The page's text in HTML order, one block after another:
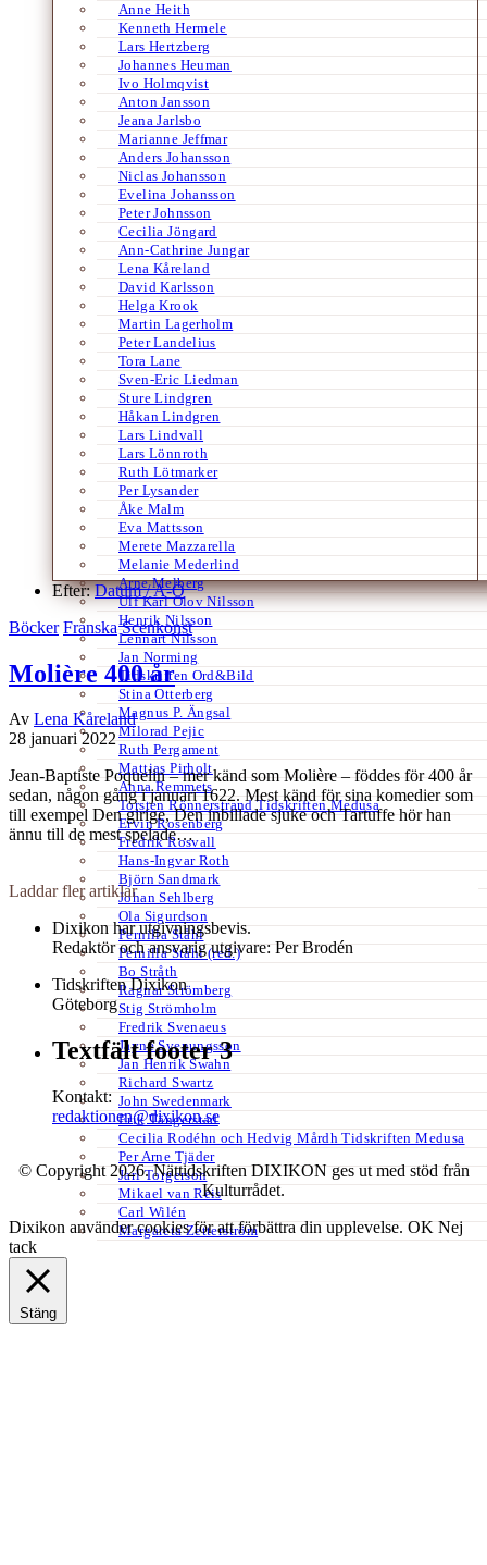
Anne Heith
Kenneth Hermele
Lars Hertzberg
Johannes Heuman
Ivo Holmqvist
Anton Jansson
Jeana Jarlsbo
Marianne Jeffmar
Anders Johansson
Niclas Johansson
Evelina Johansson
Peter Johnsson
Cecilia Jöngard
Ann-Cathrine Jungar
Lena Kåreland
David Karlsson
Helga Krook
Martin Lagerholm
Peter Landelius
Tora Lane
Sven-Eric Liedman
Sture Lindgren
Håkan Lindgren
Lars Lindvall
Lars Lönnroth
Ruth Lötmarker
Per Lysander
Åke Malm
Eva Mattsson
Merete Mazzarella
Melanie Mederlind
Arne Melberg
Ulf Karl Olov Nilsson
Henrik Nilsson
Lennart Nilsson
Jan Norming
Tidskriften Ord&Bild
Stina Otterberg
Magnus P. Ängsal
Milorad Pejic
Ruth Pergament
Mattias Pirholt
Anna Remmets
Torsten Rönnerstrand Tidskriften Medusa
Ervin Rosenberg
Fredrik Rosvall
Hans-Ingvar Roth
Björn Sandmark
Johan Sehlberg
Ola Sigurdson
Pernilla Ståhl
Pernilla Ståhl (red.)
Bo Stråth
Ragnar Strömberg
Stig Strömholm
Fredrik Svenaeus
Jayne Svenungsson
Jan Henrik Swahn
Richard Swartz
John Swedenmark
Erik Tängerstad
Cecilia Rodéhn och Hedvig Mårdh Tidskriften Medusa
Per Arne Tjäder
Jarl Torgerson
Mikael van Reis
Carl Wilén
Margareta Zetterström
Efter:Datum /A-Ö
Böcker Franska Scenkonst
Molière 400 år
Av Lena Kåreland
28 januari 2022
Jean-Baptiste Poquelin – mer känd som Molière – föddes för 400 år
sedan, någon gång i januari 1622. Mest känd för sina komedier som
till exempel Den girige, Den inbillade sjuke och Tartuffe hör han
ännu till de mest spelade…
Laddar fler artiklar
Dixikon har utgivningsbevis.
Redaktör och ansvarig utgivare: Per Brodén
Tidskriften Dixikon
Göteborg
Textfält footer 3
Kontakt:
redaktionen@dixikon.se
© Copyright 2026. Nättidskriften DIXIKON ges ut med stöd från
Kulturrådet.
Dixikon använder cookies för att förbättra din upplevelse.OK Nej
tack
Stäng